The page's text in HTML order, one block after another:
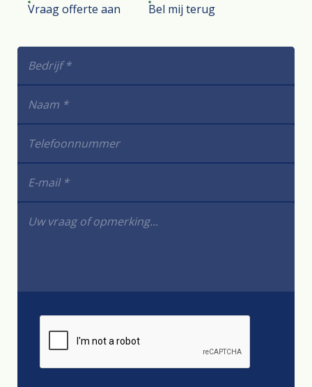
Vraag offerte aan Bel mij terug